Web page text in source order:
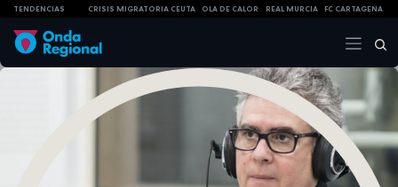
TENDENCIAS CRISIS MIGRATORIA CEUTA OLA DE CALOR REAL MURCIA FC CARTAGENA